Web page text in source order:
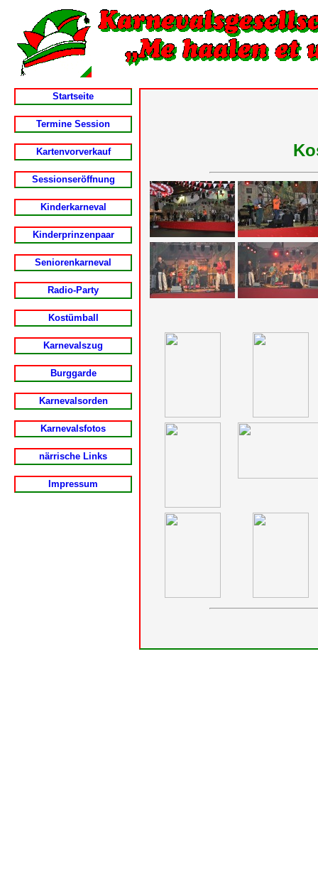
Startseite
Termine Session
Kartenvorverkauf
Sessionseröffnung
Kinderkarneval
Kinderprinzenpaar
Seniorenkarneval
Radio-Party
Kostümball
Karnevalszug
Burggarde
Karnevalsorden
Karnevalsfotos
närrische Links
Impressum